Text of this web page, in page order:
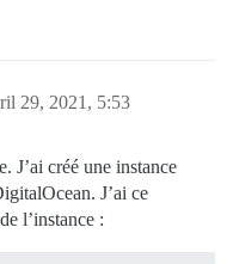
29, 2021, 5:53
J’ai créé une instance
J’ai ce
l’instance :